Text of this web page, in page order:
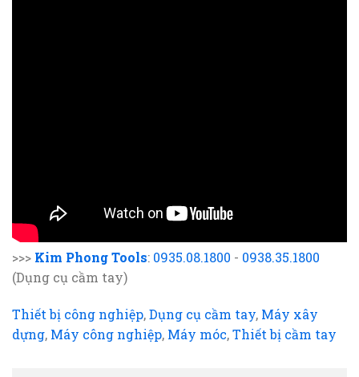
>>> Kim Phong Tools: 0935.08.1800 - 0938.35.1800
(Dụng cụ cầm tay)
Thiết bị công nghiệp,Dụng cụ cầm tay, Máy xây
dựng, Máy công nghiệp, Máy móc,Thiết bị cầm tay